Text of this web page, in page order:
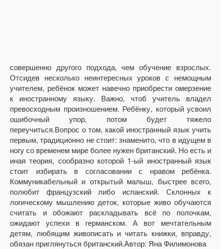
совершенно другого подхода, чем обучение взрослых.
Отсидев несколько неинтересных уроков с немощным
учителем, ребёнок может навечно приобрести омерзение
к иностранному языку. Важно, чтоб учитель владел
превосходным произношением. Ребёнку, который усвоил
ошибочный упор, потом будет тяжело
переучиться.Вопрос о том, какой иностранный язык учить
первым, традиционно не стоит: знаменито, что в идущем в
ногу со временем мире более нужен британский. Но есть и
иная теория, сообразно которой 1-ый иностранный язык
стоит избирать в согласовании с нравом ребёнка.
Коммуникабельный и открытый малыш, быстрее всего,
полюбит французский либо испанский. Склонных к
логическому мышлению деток, которые живо обучаются
считать и обожают раскладывать всё по полочкам,
ожидают успехи в германском. А вот мечтательным
детям, любящим живописать и читать книжки, вправду,
обязан приглянуться британский.Автор: Яна Филимонова